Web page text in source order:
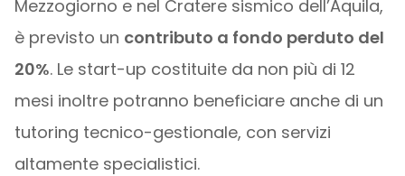
Mezzogiorno e nel Cratere sismico dell’Aquila,
è previsto un contributo a fondo perduto del
20%. Le start-up costituite da non più di 12
mesi inoltre potranno beneficiare anche di un
tutoring tecnico-gestionale, con servizi
altamente specialistici.